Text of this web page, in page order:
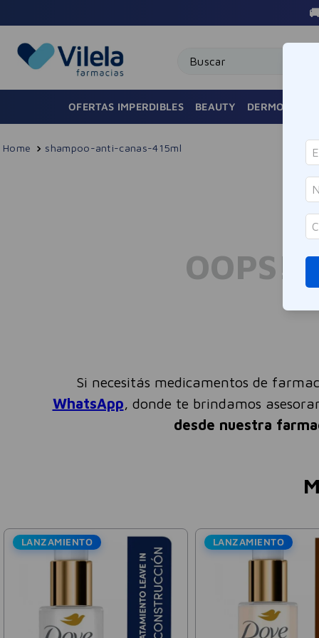
OFERTAS IMPERDIBLES BEAUTY
shampoo-anti-canas-415ml
OOPS!
Si necesitás medicamentos de
WhatsApp, donde te brindamos
desde nuestra
LANZAMIENTO